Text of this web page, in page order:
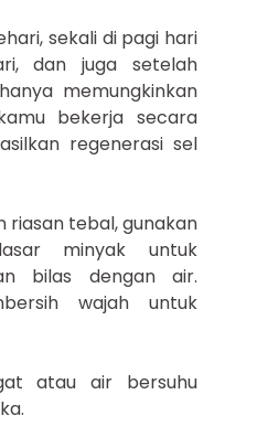
sekali di pagi hari
dan juga setelah
memungkinkan
bekerja secara
regenerasi sel
riasan tebal, gunakan
minyak untuk
bilas dengan air.
wajah untuk
atau air bersuhu